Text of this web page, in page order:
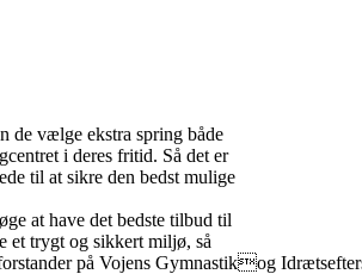
de vælge ekstra spring både
i deres fritid. Så det er
til at sikre den bedst mulige
at have det bedste tilbud til
et trygt og sikkert miljø, så
på Vojens Gymnastikog